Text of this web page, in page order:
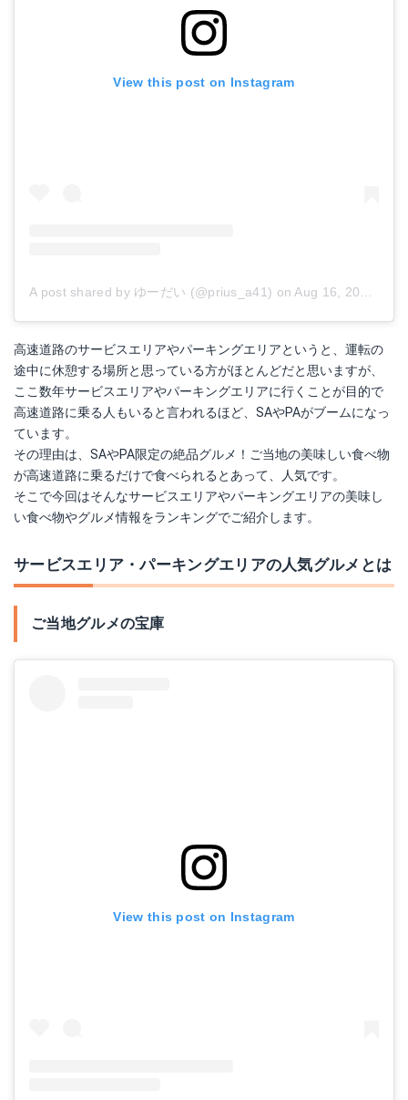
View this post on Instagram
A post shared by ゆーだい (@prius_a41) onAug 16, 2018 at 4:03am PDT
高速道路のサービスエリアやパーキングエリアというと、運転の
途中に休憩する場所と思っている方がほとんどだと思いますが、
ここ数年サービスエリアやパーキングエリアに行くことが目的で
高速道路に乗る人もいると言われるほど、SAやPAがブームになっ
ています。
その理由は、SAやPA限定の絶品グルメ！ご当地の美味しい食べ物
が高速道路に乗るだけで食べられるとあって、人気です。
そこで今回はそんなサービスエリアやパーキングエリアの美味し
い食べ物やグルメ情報をランキングでご紹介します。
サービスエリア・パーキングエリアの人気グルメとは
ご当地グルメの宝庫
View this post on Instagram